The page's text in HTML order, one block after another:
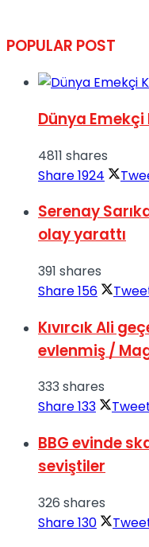
POPULAR POST
Dünya
4811 shares
Share1924
Serenay
olay yarattı
391 shares
Share156
Kıvırcık Ali
evlenmiş /
333 shares
Share133
BBG evinde
seviştiler
326 shares
Share130